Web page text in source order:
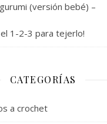
(versión bebé) –
1-2-3 para tejerlo!
CATEGORÍAS
a crochet